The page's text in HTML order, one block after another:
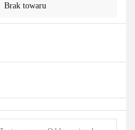
Brak towaru